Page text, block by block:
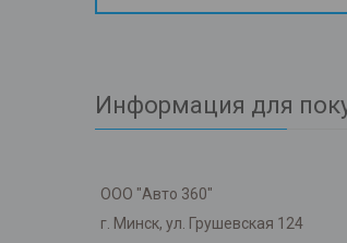
Информация для
ООО "Авто 360"
г. Минск, ул. Грушевская 124